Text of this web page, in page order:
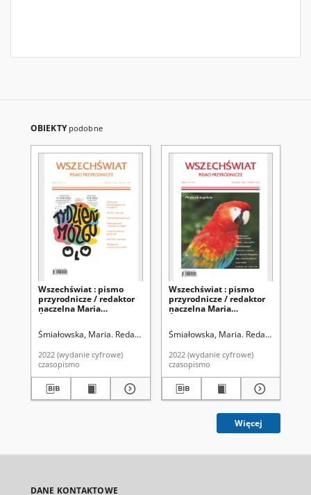
OBIEKTY podobne
Wszechświat : pismo
przyrodnicze / redaktor
naczelna Maria
(luty-marzec 2022)
Śmiałowska, Maria. Redaktor
2022 (wydanie cyfrowe)
czasopismo
Wszechświat : pismo
przyrodnicze / redaktor
naczelna Maria
(kwiecień-czerwiec 2022)
Śmiałowska, Maria. Redaktor
2022 (wydanie cyfrowe)
czasopismo
Więcej
DANE KONTAKTOWE